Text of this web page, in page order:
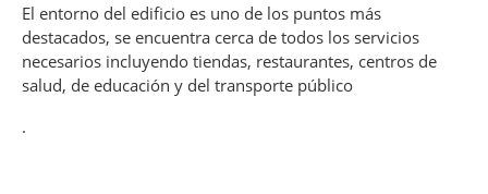
El entorno del edificio es uno de los puntos más
destacados, se encuentra cerca de todos los servicios
necesarios incluyendo tiendas, restaurantes, centros de
salud, de educación y del transporte público
.